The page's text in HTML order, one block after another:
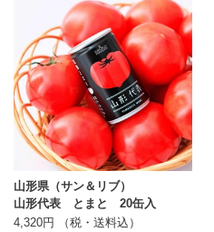
山形県（サン＆リブ）
山形代表 とまと 20缶入
4,320円 （税・送料込）